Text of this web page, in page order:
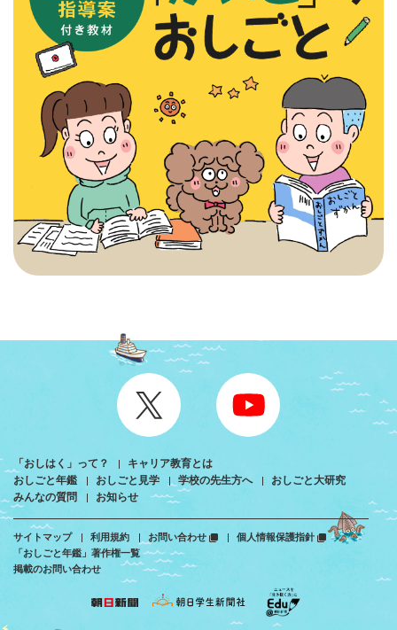
「おしはく」って？
キャリア教育とは
おしごと年鑑
おしごと見学 学校の先生方へ
おしごと大研究
みんなの質問
お知らせ
サイトマップ 利用規約 お問い合わせ
個人情報保護指針
「おしごと年鑑」著作権一覧
掲載のお問い合わせ